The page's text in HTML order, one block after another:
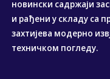
новински садржаји
и рађени у складу са
захтијева модерно
техничком погледу.